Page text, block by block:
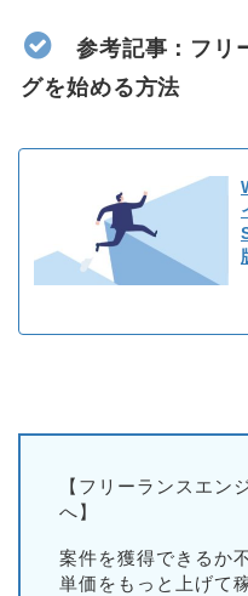
参考記事：フリ
グを始める方法
【フリーランスエン
へ】
案件を獲得できるか
単価をもっと上げて